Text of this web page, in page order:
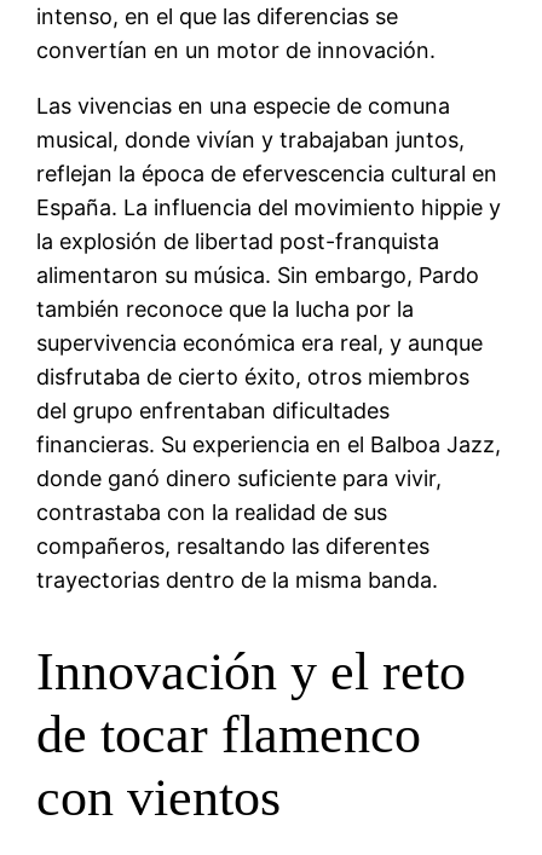
intenso, en el que las diferencias se
convertían en un motor de innovación.
Las vivencias en una especie de comuna
musical, donde vivían y trabajaban juntos,
reflejan la época de efervescencia cultural en
España. La influencia del movimiento hippie y
la explosión de libertad post-franquista
alimentaron su música. Sin embargo, Pardo
también reconoce que la lucha por la
supervivencia económica era real, y aunque
disfrutaba de cierto éxito, otros miembros
del grupo enfrentaban dificultades
financieras. Su experiencia en el Balboa Jazz,
donde ganó dinero suficiente para vivir,
contrastaba con la realidad de sus
compañeros, resaltando las diferentes
trayectorias dentro de la misma banda.
Innovación y el reto
de tocar flamenco
con vientos